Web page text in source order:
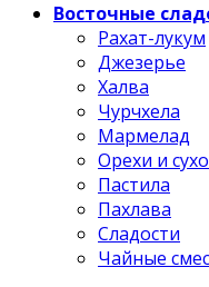
Восточные
Рахат-лукум
Джезерье
Халва
Чурчхела
Мармелад
Орехи и
Пастила
Пахлава
Сладости
Чайные